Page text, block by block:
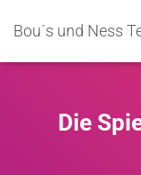
Bou´s und Ness
Die